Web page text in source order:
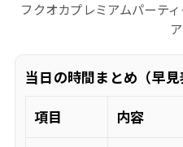
フクオカプレミアムパーテ
当日の時間まとめ（早見
項目
内容